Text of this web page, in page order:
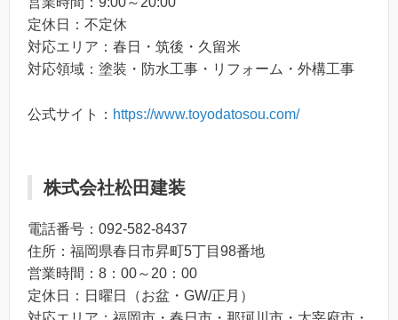
定休日：不定休
対応エリア：春日・筑後・久留米
対応領域：塗装・防水工事・リフォーム・外構工事
公式サイト： https://www.toyodatosou.com/
株式会社松田建装
電話番号：092-582-8437
住所：福岡県春日市昇町5丁目98番地
営業時間：8：00～20：00
定休日：日曜日（お盆・GW/正月）